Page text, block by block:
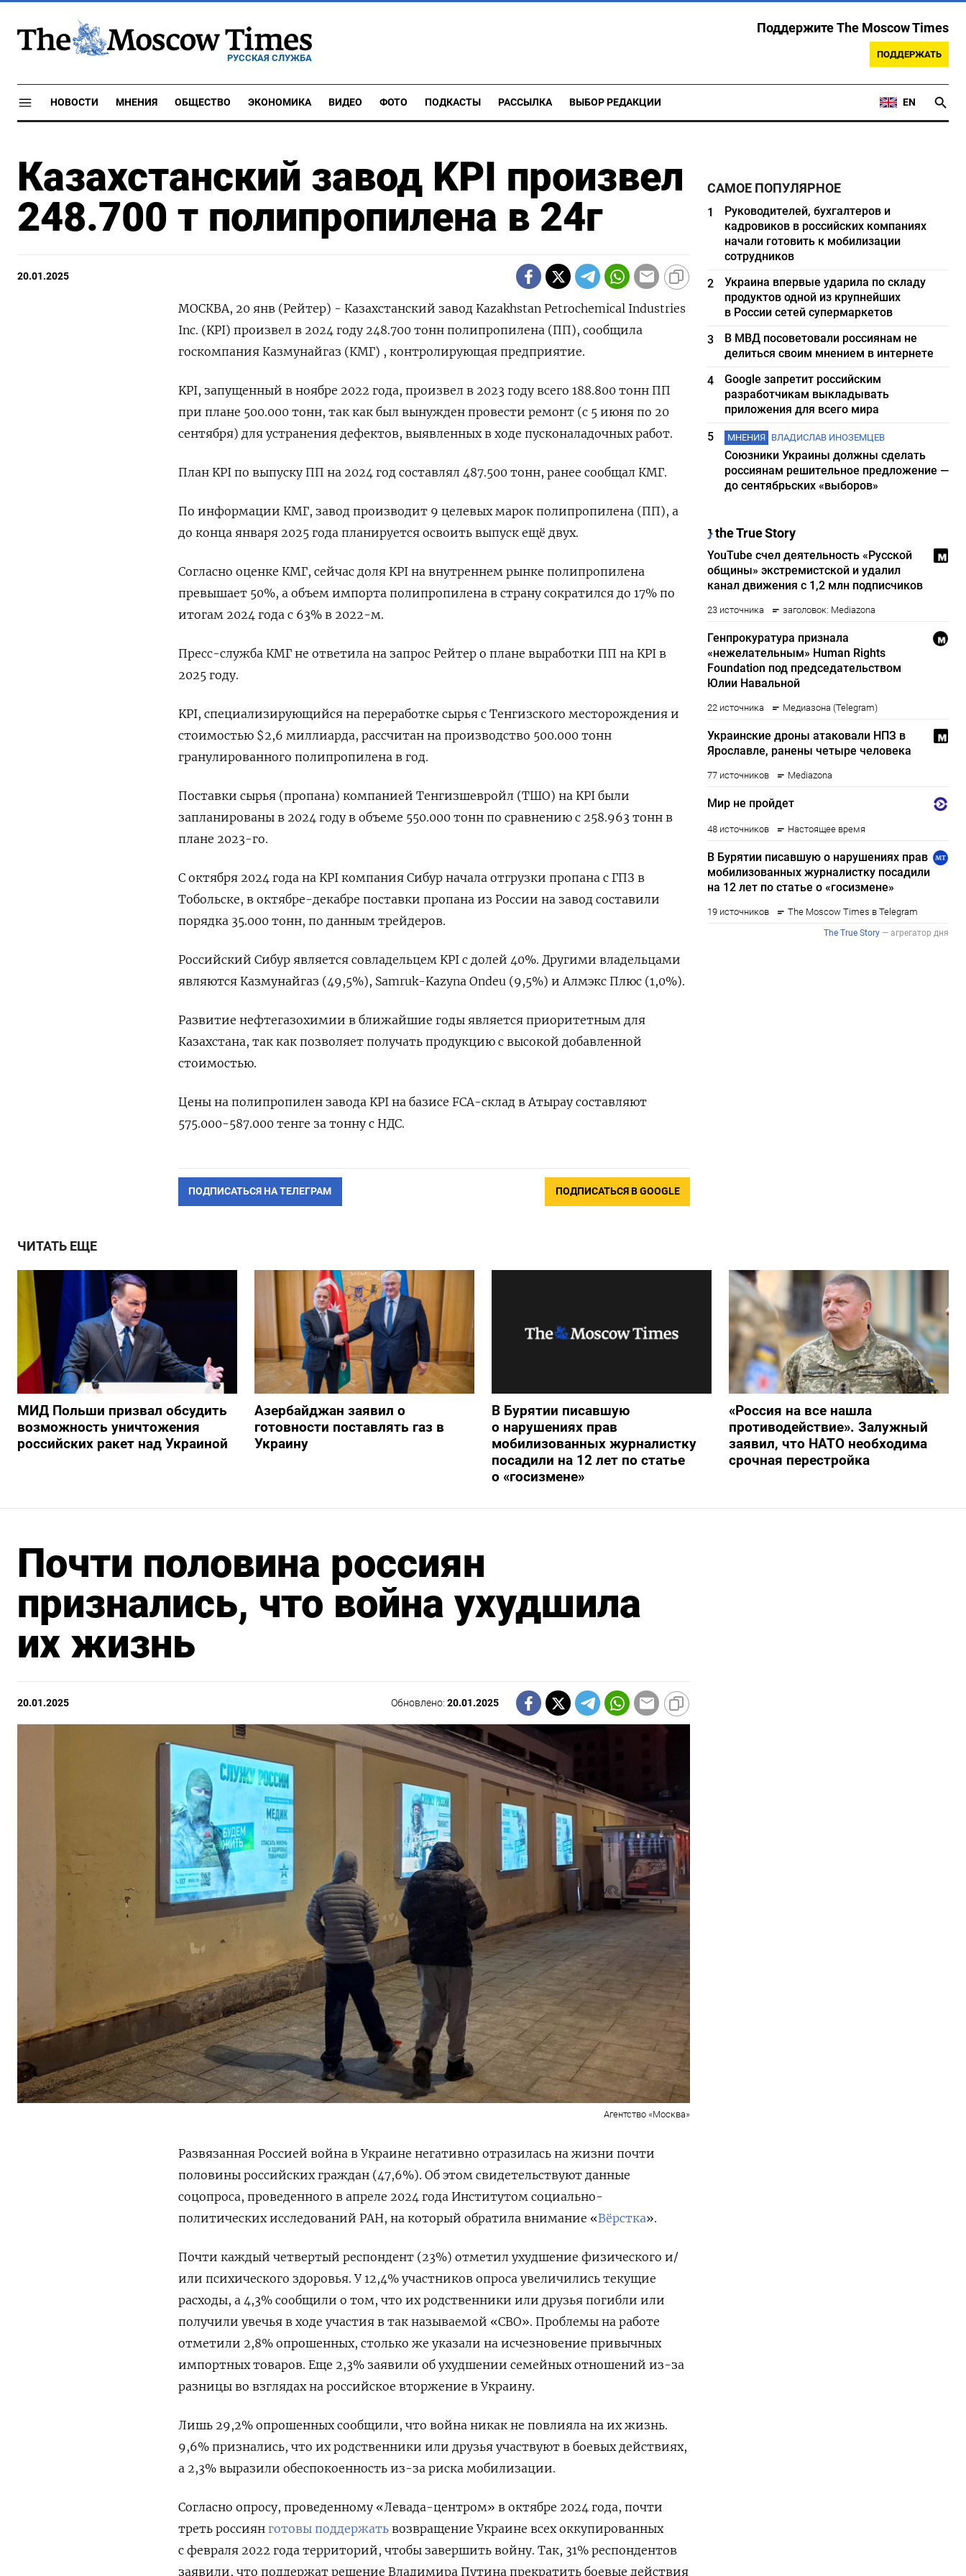
РУССКАЯ СЛУЖБА
Поддержите The Moscow Times
ПОДДЕРЖАТЬ
НОВОСТИ МНЕНИЯ ОБЩЕСТВО ЭКОНОМИКА ВИДЕО ФОТО ПОДКАСТЫ РАССЫЛКА ВЫБОР РЕДАКЦИИ EN
Казахстанский завод KPI произвел
248.700 т полипропилена в 24г
20.01.2025
МОСКВА, 20 янв (Рейтер) - Казахстанский завод Kazakhstan Petrochemical Industries
Inc. (KPI) произвел в 2024 году 248.700 тонн полипропилена (ПП), сообщила
госкомпания Казмунайгаз (КМГ) , контролирующая предприятие.
KPI, запущенный в ноябре 2022 года, произвел в 2023 году всего 188.800 тонн ПП
при плане 500.000 тонн, так как был вынужден провести ремонт (с 5 июня по 20
сентября) для устранения дефектов, выявленных в ходе пусконаладочных работ.
План KPI по выпуску ПП на 2024 год составлял 487.500 тонн, ранее сообщал КМГ.
По информации КМГ, завод производит 9 целевых марок полипропилена (ПП), а
до конца января 2025 года планируется освоить выпуск ещё двух.
Согласно оценке КМГ, сейчас доля KPI на внутреннем рынке полипропилена
превышает 50%, а объем импорта полипропилена в страну сократился до 17% по
итогам 2024 года с 63% в 2022-м.
Пресс-служба КМГ не ответила на запрос Рейтер о плане выработки ПП на KPI в
2025 году.
KPI, специализирующийся на переработке сырья с Тенгизского месторождения и
стоимостью $2,6 миллиарда, рассчитан на производство 500.000 тонн
гранулированного полипропилена в год.
Поставки сырья (пропана) компанией Тенгизшевройл (ТШО) на KPI были
запланированы в 2024 году в объеме 550.000 тонн по сравнению с 258.963 тонн в
плане 2023-го.
C октября 2024 года на KPI компания Сибур начала отгрузки пропана с ГПЗ в
Тобольске, в октябре-декабре поставки пропана из России на завод составили
порядка 35.000 тонн, по данным трейдеров.
Российский Сибур является совладельцем KPI с долей 40%. Другими владельцами
являются Казмунайгаз (49,5%), Samruk-Kazyna Ondeu (9,5%) и Алмэкс Плюс (1,0%).
Развитие нефтегазохимии в ближайшие годы является приоритетным для
Казахстана, так как позволяет получать продукцию с высокой добавленной
стоимостью.
Цены на полипропилен завода KPI на базисе FCA-склад в Атырау составляют
575.000-587.000 тенге за тонну с НДС.
ПОДПИСАТЬСЯ НА ТЕЛЕГРАМ ПОДПИСАТЬСЯ В GOOGLE
САМОЕ ПОПУЛЯРНОЕ
1
Руководителей, бухгалтеров и
кадровиков в российских компаниях
начали готовить к мобилизации
сотрудников
2
Украина впервые ударила по складу
продуктов одной из крупнейших
в России сетей супермаркетов
3
В МВД посоветовали россиянам не
делиться своим мнением в интернете
4
Google запретит российским
разработчикам выкладывать
приложения для всего мира
5
МНЕНИЯ ВЛАДИСЛАВ ИНОЗЕМЦЕВ
Союзники Украины должны сделать
россиянам решительное предложение —
до сентябрьских «выборов»
ЧИТАТЬ ЕЩЕ
МИД Польши призвал обсудить
возможность уничтожения
российских ракет над Украиной
Азербайджан заявил о
готовности поставлять газ в
Украину
В Бурятии писавшую
о нарушениях прав
мобилизованных журналистку
посадили на 12 лет по статье
о «госизмене»
«Россия на все нашла
противодействие». Залужный
заявил, что НАТО необходима
срочная перестройка
Почти половина россиян
признались, что война ухудшила
их жизнь
20.01.2025 Обновлено:20.01.2025
Агентство «Москва»
Развязанная Россией война в Украине негативно отразилась на жизни почти
половины российских граждан (47,6%). Об этом свидетельствуют данные
соцопроса, проведенного в апреле 2024 года Институтом социально-
политических исследований РАН, на который обратила внимание «Вёрстка».
Почти каждый четвертый респондент (23%) отметил ухудшение физического и/
или психического здоровья. У 12,4% участников опроса увеличились текущие
расходы, а 4,3% сообщили о том, что их родственники или друзья погибли или
получили увечья в ходе участия в так называемой «СВО». Проблемы на работе
отметили 2,8% опрошенных, столько же указали на исчезновение привычных
импортных товаров. Еще 2,3% заявили об ухудшении семейных отношений из-за
разницы во взглядах на российское вторжение в Украину.
Лишь 29,2% опрошенных сообщили, что война никак не повлияла на их жизнь.
9,6% признались, что их родственники или друзья участвуют в боевых действиях,
а 2,3% выразили обеспокоенность из-за риска мобилизации.
Согласно опросу, проведенному «Левада-центром» в октябре 2024 года, почти
треть россиян готовы поддержать возвращение Украине всех оккупированных
с февраля 2022 года территорий, чтобы завершить войну. Так, 31% респондентов
заявили, что поддержат решение Владимира Путина прекратить боевые действия